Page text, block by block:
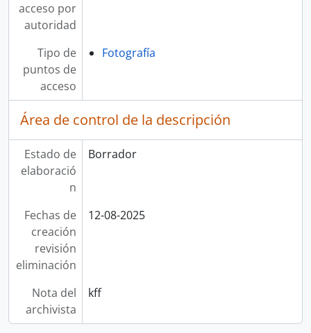
acceso por
autoridad
Tipo de
puntos de
acceso
Fotografía
Área de control de la descripción
Estado de
elaboració
n
Borrador
Fechas de
creación
revisión
eliminación
12-08-2025
Nota del
archivista
kff